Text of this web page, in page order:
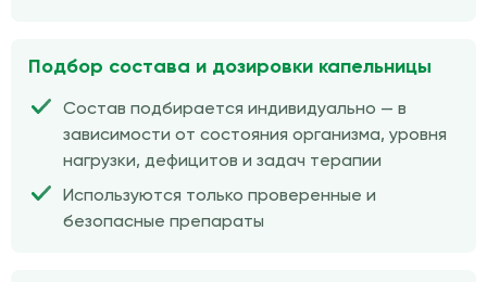
Подбор состава и дозировки капельницы
Состав подбирается индивидуально — в
зависимости от состояния организма, уровня
нагрузки, дефицитов и задач терапии
Используются только проверенные и
безопасные препараты